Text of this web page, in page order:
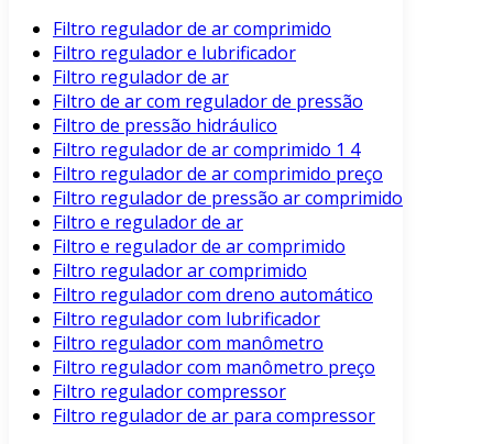
Filtro regulador de ar comprimido
Filtro regulador e lubrificador
Filtro regulador de ar
Filtro de ar com regulador de pressão
Filtro de pressão hidráulico
Filtro regulador de ar comprimido 1 4
Filtro regulador de ar comprimido preço
Filtro regulador de pressão ar comprimido
Filtro e regulador de ar
Filtro e regulador de ar comprimido
Filtro regulador ar comprimido
Filtro regulador com dreno automático
Filtro regulador com lubrificador
Filtro regulador com manômetro
Filtro regulador com manômetro preço
Filtro regulador compressor
Filtro regulador de ar para compressor